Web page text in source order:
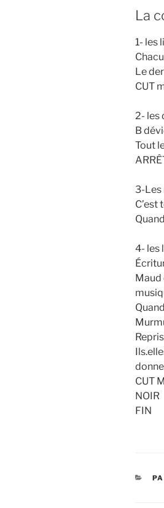
La
1- les
Le
CUT
2- les
B
Tout
3-Les
C’est
4- les
Maud
CUT
NOIR
FIN